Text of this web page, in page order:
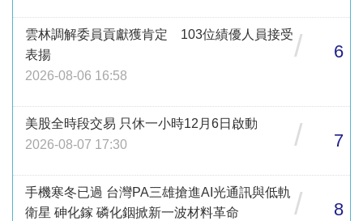
雲林調解委員貢獻獲肯定 103位績優人員接受
表揚
2026-08-06 16:58
/ 6
美股全時段交易 只休一小時12月6日啟動
2026-08-07 17:30
/ 7
手機寒冬已過 台灣PA三雄搶進AI光通訊與低軌
衛星 砷化鎵 磷化銦掀新一波材料革命
/ 8